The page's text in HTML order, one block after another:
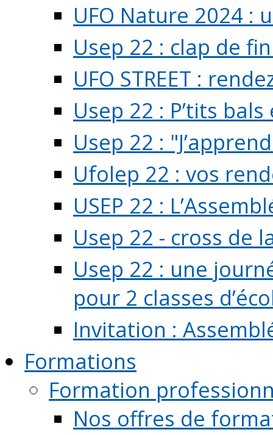
UFO Nature 2024 :
Usep 22 : clap de
UFO STREET :
Usep 22 : P’tits
Usep 22 :
Ufolep 22 : vos
USEP 22 :
Usep 22 - cross de
Usep 22 : une
pour 2 classes
Invitation :
Formations
Formation
Nos offres de